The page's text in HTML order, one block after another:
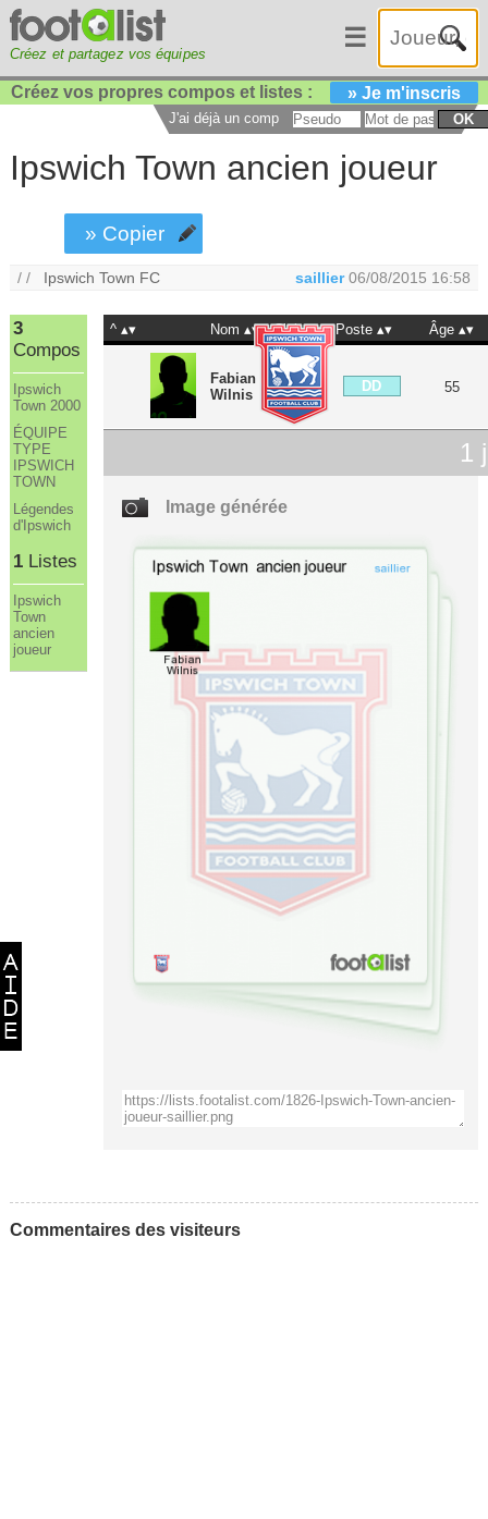
Créez et partagez vos équipes
☰
Créez vos propres compos et listes : » Je m'inscris
J'ai déjà un compte : OK
Ipswich Town ancien joueur
» Copier
/ / Ipswich Town FC saillier 06/08/2015 16:58
3
Compos
Ipswich
Town 2000
ÉQUIPE
TYPE
IPSWICH
TOWN
Légendes
d'Ipswich
1Listes
Ipswich
Town
ancien
joueur
^ Nom Club Poste Âge
Fabian
Wilnis
DD 55
1
Image générée
Commentaires des visiteurs